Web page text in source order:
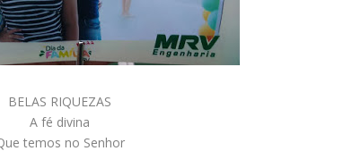
BELAS RIQUEZAS
A fé divina
temos no Senhor